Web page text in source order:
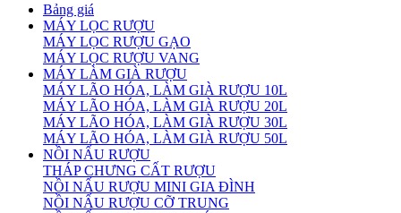
Bảng giá
MÁY LỌC RƯỢU
MÁY LỌC RƯỢU GẠO
MÁY LỌC RƯỢU VANG
MÁY LÀM GIÀ RƯỢU
MÁY LÃO HÓA, LÀM GIÀ RƯỢU 10L
MÁY LÃO HÓA, LÀM GIÀ RƯỢU 20L
MÁY LÃO HÓA, LÀM GIÀ RƯỢU 30L
MÁY LÃO HÓA, LÀM GIÀ RƯỢU 50L
NỒI NẤU RƯỢU
THÁP CHƯNG CẤT RƯỢU
NỒI NẤU RƯỢU MINI GIA ĐÌNH
NỒI NẤU RƯỢU CỠ TRUNG